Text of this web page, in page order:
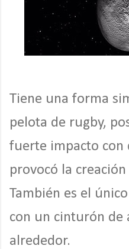
Tiene una forma
pelota de rugby,
fuerte impacto con
provocó la
También es el
con un cinturón de
alrededor.